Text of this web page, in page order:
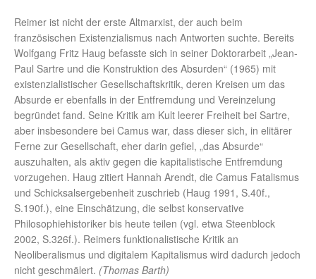
Reimer ist nicht der erste Altmarxist, der auch beim
französischen Existenzialismus nach Antworten suchte. Bereits
Wolfgang Fritz Haug befasste sich in seiner Doktorarbeit „Jean-
Paul Sartre und die Konstruktion des Absurden“ (1965) mit
existenzialistischer Gesellschaftskritik, deren Kreisen um das
Absurde er ebenfalls in der Entfremdung und Vereinzelung
begründet fand. Seine Kritik am Kult leerer Freiheit bei Sartre,
aber insbesondere bei Camus war, dass dieser sich, in elitärer
Ferne zur Gesellschaft, eher darin gefiel, „das Absurde“
auszuhalten, als aktiv gegen die kapitalistische Entfremdung
vorzugehen. Haug zitiert Hannah Arendt, die Camus Fatalismus
und Schicksalsergebenheit zuschrieb (Haug 1991, S.40f.,
S.190f.), eine Einschätzung, die selbst konservative
Philosophiehistoriker bis heute teilen (vgl. etwa Steenblock
2002, S.326f.). Reimers funktionalistische Kritik an
Neoliberalismus und digitalem Kapitalismus wird dadurch jedoch
nicht geschmälert. (Thomas Barth)